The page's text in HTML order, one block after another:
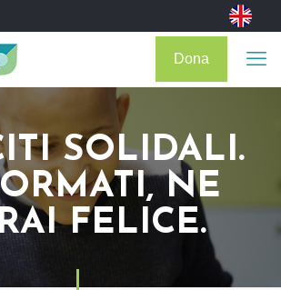
Dona
SOLIDALI.
NE
FELICE.